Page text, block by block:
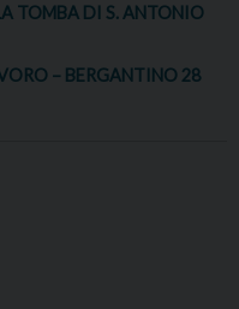
TOMBA DI S. ANTONIO
– BERGANTINO 28